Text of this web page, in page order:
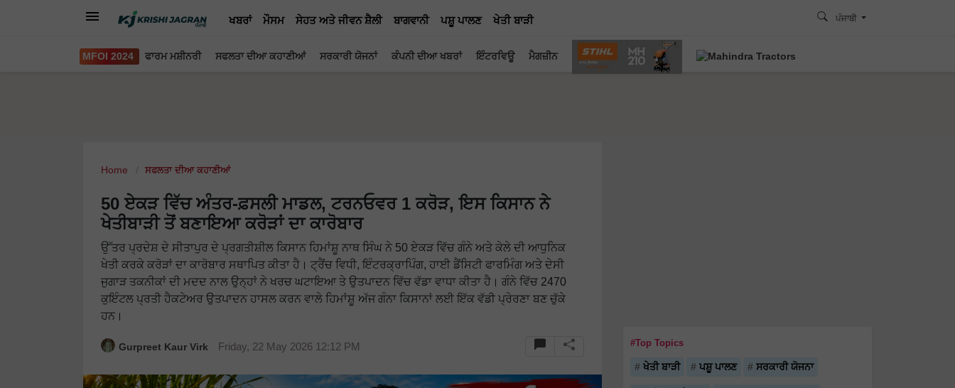
ਖਬਰਾਂ ਮੌਸਮ ਸੇਹਤ ਅਤੇ ਜੀਵਨ ਸ਼ੈਲੀ ਬਾਗਵਾਨੀ ਪਸ਼ੂ ਪਾਲਣ ਖੇਤੀ ਬਾੜੀ ਪੰਜਾਬੀ
MFOI 2024 ਫਾਰਮ ਮਸ਼ੀਨਰੀ ਸਫਲਤਾ ਦੀਆ ਕਹਾਣੀਆਂ ਸਰਕਾਰੀ ਯੋਜਨਾਂ ਕੰਪਨੀ ਦੀਆ ਖਬਰਾਂ ਇੰਟਰਵਿਊ ਮੈਗਜ਼ੀਨ
Home ਸਫਲਤਾ ਦੀਆ ਕਹਾਣੀਆਂ
50 ਏਕੜ ਵਿੱਚ ਅੰਤਰ-ਫ਼ਸਲੀ ਮਾਡਲ, ਟਰਨਓਵਰ 1 ਕਰੋੜ, ਇਸ ਕਿਸਾਨ ਨੇ
ਖੇਤੀਬਾੜੀ ਤੋਂ ਬਣਾਇਆ ਕਰੋੜਾਂ ਦਾ ਕਾਰੋਬਾਰ
ਉੱਤਰ ਪ੍ਰਦੇਸ਼ ਦੇ ਸੀਤਾਪੁਰ ਦੇ ਪ੍ਰਗਤੀਸ਼ੀਲ ਕਿਸਾਨ ਹਿਮਾਂਸ਼ੂ ਨਾਥ ਸਿੰਘ ਨੇ 50 ਏਕੜ ਵਿੱਚ ਗੰਨੇ ਅਤੇ ਕੇਲੇ ਦੀ ਆਧੁਨਿਕ
ਖੇਤੀ ਕਰਕੇ ਕਰੋੜਾਂ ਦਾ ਕਾਰੋਬਾਰ ਸਥਾਪਿਤ ਕੀਤਾ ਹੈ। ਟ੍ਰੈਂਚ ਵਿਧੀ, ਇੰਟਰਕ੍ਰਾਪਿੰਗ, ਹਾਈ ਡੈਂਸਿਟੀ ਫਾਰਮਿੰਗ ਅਤੇ ਦੇਸੀ
ਜੁਗਾੜ ਤਕਨੀਕਾਂ ਦੀ ਮਦਦ ਨਾਲ ਉਨ੍ਹਾਂ ਨੇ ਖਰਚ ਘਟਾਇਆ ਤੇ ਉਤਪਾਦਨ ਵਿੱਚ ਵੱਡਾ ਵਾਧਾ ਕੀਤਾ ਹੈ। ਗੰਨੇ ਵਿੱਚ 2470
ਕੁਇੰਟਲ ਪ੍ਰਤੀ ਹੈਕਟੇਅਰ ਉਤਪਾਦਨ ਹਾਸਲ ਕਰਨ ਵਾਲੇ ਹਿਮਾਂਸ਼ੂ ਅੱਜ ਗੰਨਾ ਕਿਸਾਨਾਂ ਲਈ ਇੱਕ ਵੱਡੀ ਪ੍ਰੇਰਣਾ ਬਣ ਚੁੱਕੇ
ਹਨ।
Gurpreet Kaur Virk Friday, 22 May 2026 12:12 PM #Top Topics
ਖੇਤੀ ਬਾੜੀ ਪਸ਼ੂ ਪਾਲਣ ਸਰਕਾਰੀ ਯੋਜਨਾ